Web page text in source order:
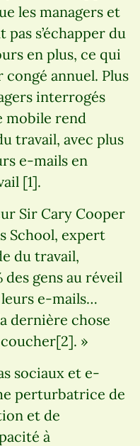
les managers et
s’échapper du
en plus, ce qui
annuel. Plus
interrogés
mobile rend
travail, avec plus
e-mails en
[1].
Sir Cary Cooper
School, expert
du travail,
des gens au réveil
e-mails…
dernière chose
coucher[2]. »
sociaux et e-
perturbatrice de
et de
à